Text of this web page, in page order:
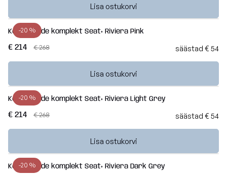
Lisa ostukorvi
-20 %
Kott-toolide komplekt Seat+ Riviera Pink
€ 214 € 268 säästad € 54
Lisa ostukorvi
-20 %
Kott-toolide komplekt Seat+ Riviera Light Grey
€ 214 € 268 säästad € 54
Lisa ostukorvi
-20 %
Kott-toolide komplekt Seat+ Riviera Dark Grey